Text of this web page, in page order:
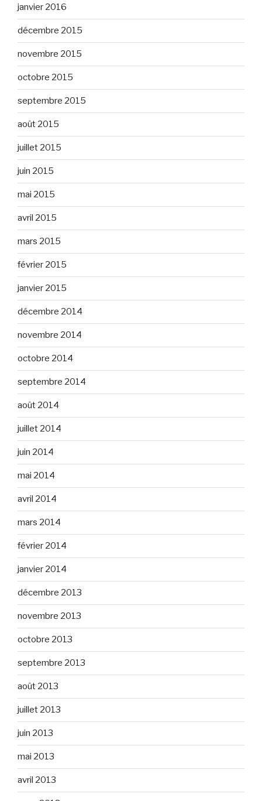
janvier 2016
décembre 2015
novembre 2015
octobre 2015
septembre 2015
août 2015
juillet 2015
juin 2015
mai 2015
avril 2015
mars 2015
février 2015
janvier 2015
décembre 2014
novembre 2014
octobre 2014
septembre 2014
août 2014
juillet 2014
juin 2014
mai 2014
avril 2014
mars 2014
février 2014
janvier 2014
décembre 2013
novembre 2013
octobre 2013
septembre 2013
août 2013
juillet 2013
juin 2013
mai 2013
avril 2013